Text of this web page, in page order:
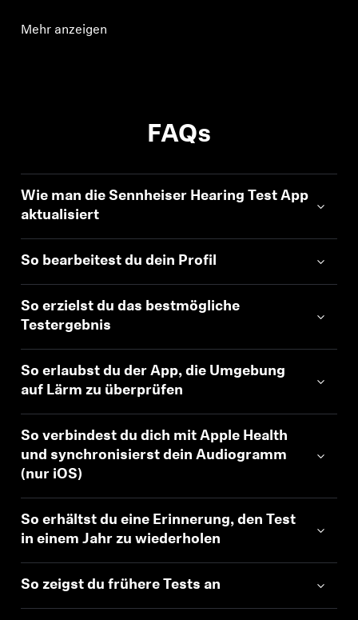
Mehr anzeigen
FAQs
Wie man die Sennheiser Hearing Test App
aktualisiert
So bearbeitest du dein Profil
So erzielst du das bestmögliche
Testergebnis
So erlaubst du der App, die Umgebung
auf Lärm zu überprüfen
So verbindest du dich mit Apple Health
und synchronisierst dein Audiogramm
(nur iOS)
So erhältst du eine Erinnerung, den Test
in einem Jahr zu wiederholen
So zeigst du frühere Tests an